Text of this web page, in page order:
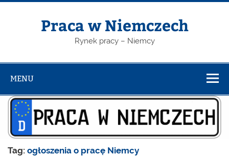
Skip
Praca w Niemczech
Rynek pracy – Niemcy
MENU
Tag:ogłoszenia o pracę Niemcy